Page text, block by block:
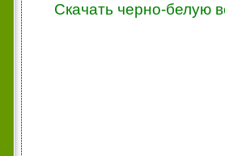
Скачать черно-белую